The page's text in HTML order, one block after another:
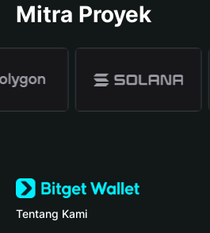
Mitra Proyek
Tentang Kami